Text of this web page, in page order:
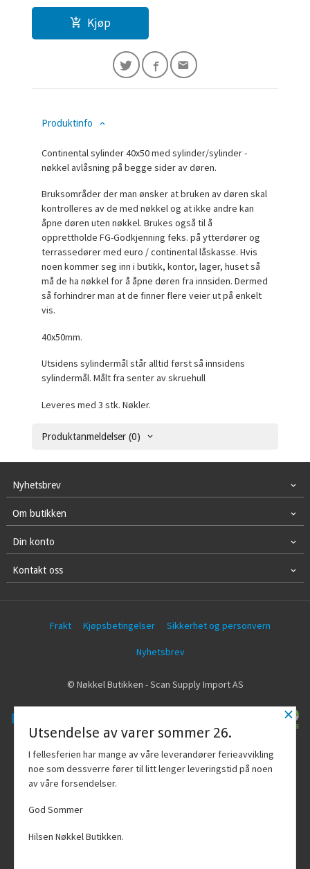
Kjøp
Produktinfo
Continental sylinder 40x50 med sylinder/sylinder -
nøkkel avlåsning på begge sider av døren.
Bruksområder der man ønsker at bruken av døren skal
kontrolleres av de med nøkkel og at ikke andre kan
åpne døren uten nøkkel. Brukes også til å
opprettholde FG-Godkjenning feks. på ytterdører og
terrassedører med euro / continental låskasse. Hvis
noen kommer seg inn i butikk, kontor, lager, huset så
må de ha nøkkel for å åpne døren fra innsiden. Dermed
så forhindrer man at de finner flere veier ut på enkelt
vis.
40x50mm.
Utsidens sylindermål står alltid først så innsidens
sylindermål. Målt fra senter av skruehull
Leveres med 3 stk. Nøkler.
Produktanmeldelser (0)
Nyhetsbrev
Om butikken
Din konto
Kontakt oss
Frakt Kjøpsbetingelser Sikkerhet og personvern
Nyhetsbrev
© Nøkkel Butikken - Scan Supply Import AS
Vår nettbutikk bruker cookies slik at du
får en bedre kjøpsopplevelse og vi kan
yte deg bedre service. Vi bruker cookies
hovedsaklig til å lagre
×
Utsendelse av varer sommer 26.
I fellesferien har mange av våre leverandører ferieavvikling
noe som dessverre fører til litt lenger leveringstid på noen
av våre forsendelser.
God Sommer
Hilsen Nøkkel Butikken.